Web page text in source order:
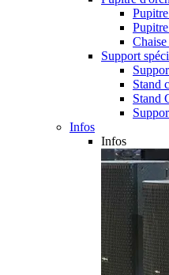
Support
Stand
Stand
Infos
Infos